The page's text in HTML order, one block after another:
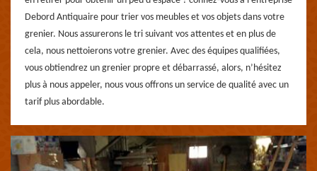
Debord Antiquaire pour trier vos meubles et vos objets dans votre
grenier. Nous assurerons le tri suivant vos attentes et en plus de
cela, nous nettoierons votre grenier. Avec des équipes qualifiées,
vous obtiendrez un grenier propre et débarrassé, alors, n’hésitez
plus à nous appeler, nous vous offrons un service de qualité avec un
tarif plus abordable.